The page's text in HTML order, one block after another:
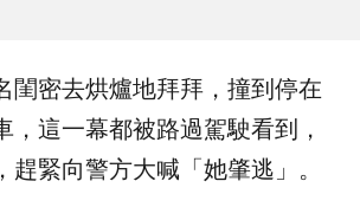
閨密去烘爐地拜拜，撞到停在
，這一幕都被路過駕駛看到，
，趕緊向警方大喊「她肇逃 」。